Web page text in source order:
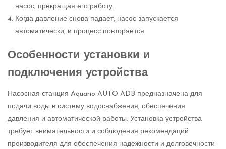
насос, прекращая его работу.
Когда давление снова падает, насос запускается
автоматически, и процесс повторяется.
Особенности установки и
подключения устройства
Насосная станция Aquario AUTO ADB предназначена для
подачи воды в систему водоснабжения, обеспечения
давления и автоматической работы. Установка устройства
требует внимательности и соблюдения рекомендаций
производителя для обеспечения надежности и долговечности